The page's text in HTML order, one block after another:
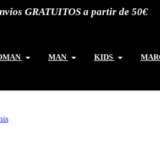
GRATUITOS a partir de 50€
MAN KIDS